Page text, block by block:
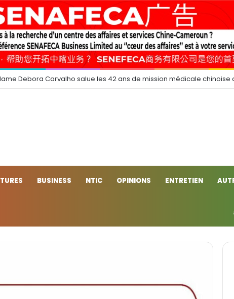
Debora Carvalho salue les 42 ans de mission médicale chinoise
BUSINESS NTIC OPINIONS ENTRETIEN